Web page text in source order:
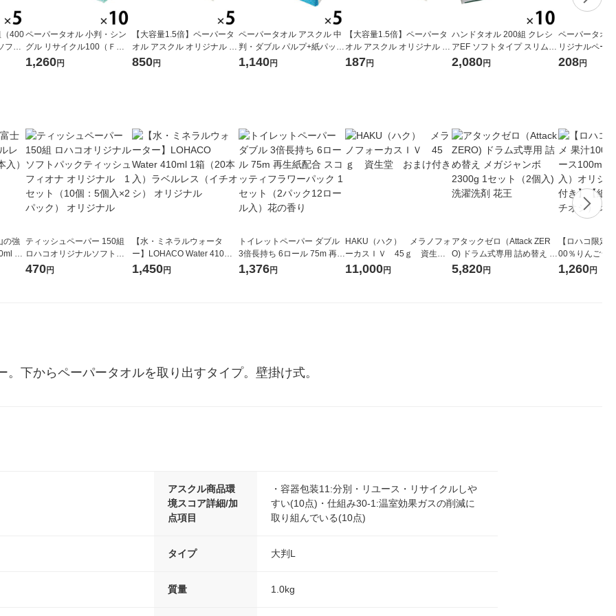
（400
フト
ペーパータオル 小判・シン
グル リサイクル100（ＦＳ
Ｃ認証紙） 1セット（200枚
1,260円
【大容量1.5倍】ペーパータ
オル アスクル オリジナル 小
判・シングル クラフト 再生
850円
ペーパータオル アスクル 中
判・ダブル パルプ+紙パック
リサイクル（FSC認証紙）1
1,140円
【大容量1.5倍】ペーパータ
オル アスクル オリジナル 小
判・シングル クラフト 再生
187円
ハンドタオル 200組 クレシ
アEF ソフトタイプ スリムE
X 1セット（10パック）日本
2,080円
ペーパータオ
リジナルペー
判・シングル
208円
の強
1
ティッシュペーパー 150組
ロハコオリジナルソフトパ
ックティッシュ フィオナ オ
470円
【水・ミネラルウォータ
ー】LOHACO Water 410ml
1箱（20本入）ラベルレス
1,450円
トイレットペーパー ダブル
3倍長持ち 6ロール 75m 再生
紙配合 スコッティフラワー
1,376円
HAKU（ハク） メラノフォ
ーカスＩＶ 45ｇ 資生
堂 おまけ付き
11,000円
アタックゼロ（Attack ZER
O) ドラム式専用 詰め替え メ
ガジャンボ 2300g 1セット
5,820円
【ロハコ限定
00％りんごジ
箱（18本入）
1,260円
下からペーパータオルを取り出すタイプ。壁掛け式。
アスクル商品環
境スコア詳細/加
点項目
・容器包装11:分別・リユース・リサイクルしや
すい(10点)・仕組み30-1:温室効果ガスの削減に
取り組んでいる(10点)
タイプ 大判L
質量 1.0kg